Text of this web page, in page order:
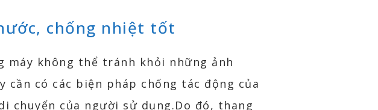
chống nhiệt tốt
không thể tránh khỏi những ảnh
có các biện pháp chống tác động của
của người sử dụng.Do đó, thang